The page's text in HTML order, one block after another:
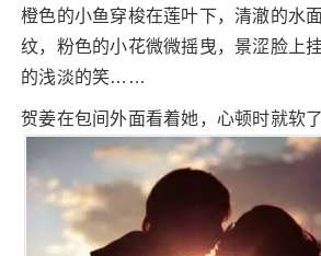
橙色的小鱼穿梭在莲叶下，清澈的水
纹，粉色的小花微微摇曳，景涩脸上
的浅淡的笑……
贺姜在包间外面看着她，心顿时就软了